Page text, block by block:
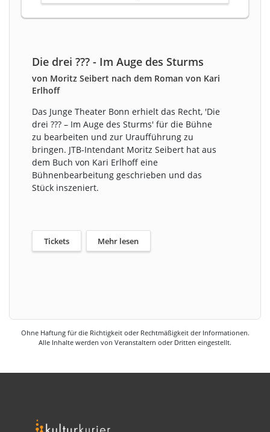
Die drei ??? - Im Auge des Sturms
von Moritz Seibert nach dem Roman von Kari
Erlhoff
Das Junge Theater Bonn erhielt das Recht, 'Die
drei ??? – Im Auge des Sturms' für die Bühne
zu bearbeiten und zur Uraufführung zu
bringen. JTB-Intendant Moritz Seibert hat aus
dem Buch von Kari Erlhoff eine
Bühnenbearbeitung geschrieben und das
Stück inszeniert.
Tickets Mehr lesen
Ohne Haftung für die Richtigkeit oder Rechtmäßigkeit der Informationen.
Alle Inhalte werden von Veranstaltern oder Dritten eingestellt.